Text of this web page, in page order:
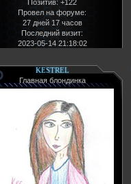
Позитив: +122
Провел на форуме:
27 дней 17 часов
Последний визит:
2023-05-14 21:18:02
KESTREL
Главная блондинка